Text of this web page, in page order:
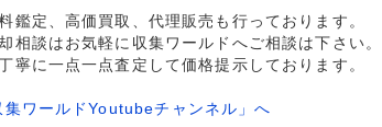
定、高価買取、代理販売も行っております。
相談はお気軽に収集ワールドへご相談は下さい。
に一点一点査定して価格提示しております。
ワールドYoutubeチャンネル」へ